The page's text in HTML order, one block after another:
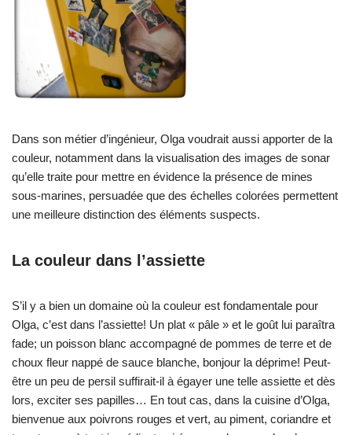
Dans son métier d’ingénieur, Olga voudrait aussi apporter de la
couleur, notamment dans la visualisation des images de sonar
qu’elle traite pour mettre en évidence la présence de mines
sous-marines, persuadée que des échelles colorées permettent
une meilleure distinction des éléments suspects.
La couleur dans l’assiette
S’il y a bien un domaine où la couleur est fondamentale pour
Olga, c’est dans l’assiette! Un plat « pâle » et le goût lui paraîtra
fade; un poisson blanc accompagné de pommes de terre et de
choux fleur nappé de sauce blanche, bonjour la déprime! Peut-
être un peu de persil suffirait-il à égayer une telle assiette et dès
lors, exciter ses papilles… En tout cas, dans la cuisine d’Olga,
bienvenue aux poivrons rouges et vert, au piment, coriandre et